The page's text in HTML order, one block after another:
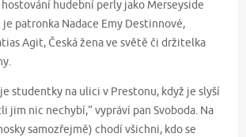
hudební perly jako Merseyside
patronka Nadace Emy Destinnové,
Agit, Česká žena ve světě či držitelka
studentky na ulici v Prestonu, když je slyší
jim nic nechybí,“ vypráví pan Svoboda. Na
samozřejmě) chodí všichni, kdo se